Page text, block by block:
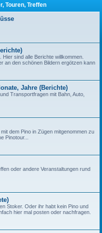
Touren, Treffen
sind alle Berichte willkommen.
an den schönen Bildern ergötzen kann
Jahre (Berichte)
Transportfragen mit Bahn, Auto,
dem Pino in Zügen mitgenommen zu
Pinotour...
oder andere Veranstaltungen rund
Stoker. Oder ihr habt kein Pino und
hier mal posten oder nachfragen.